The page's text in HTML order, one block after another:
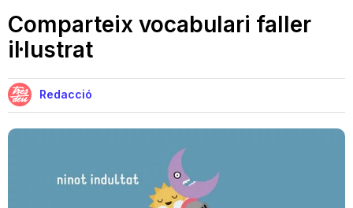
Cinema i Televisió
Festivals
Teatre
Comparteix vocabulari faller
il·lustrat
Redacció